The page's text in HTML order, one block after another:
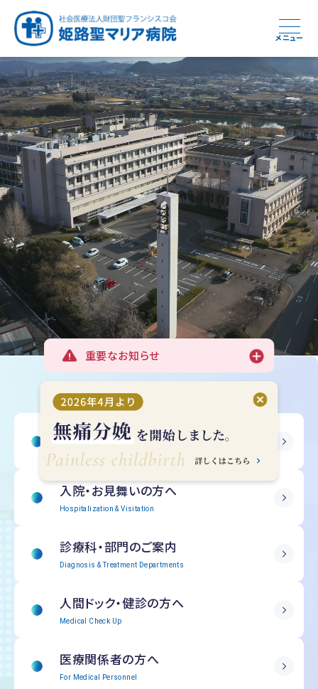
メニュー
健康と安心をあなたに
つなぎ続ける地域医療
周産期から終末期まで
地域を支える医療
急性期から回復期へと
つなぐ医療
学び・育てる医療
重要なお知らせ
受診される方へ
Outpatient Information
入院・お見舞いの方へ
Hospitalization & Visitation
診療科・部門のご案内
Diagnosis & Treatment Departments
人間ドック・健診の方へ
Medical Check Up
医療関係者の方へ
For Medical Personnel